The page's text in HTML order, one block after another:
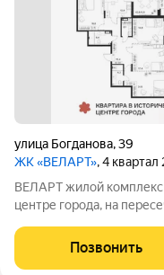
улица Богданова,39
ЖК «ВЕЛАРТ», 4
ВЕЛАРТ жилой комплекс
центре города, на
своей архитектурой Клинкерная плитка и композитные панели
Позвонить